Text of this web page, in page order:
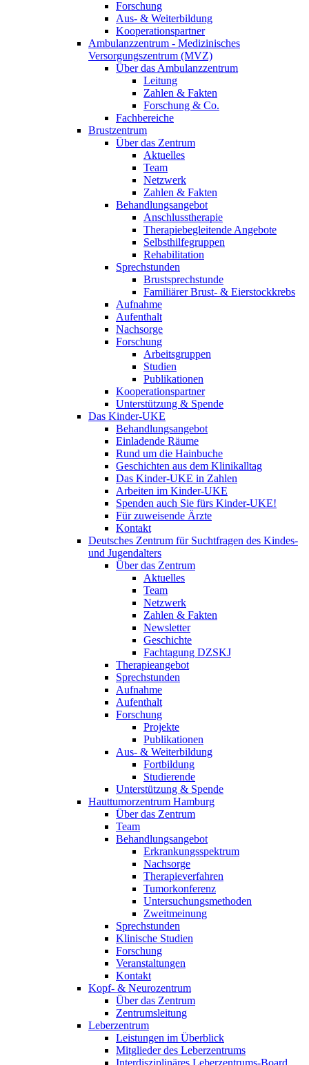
Forschung
Aus- & Weiterbildung
Kooperationspartner
Ambulanzzentrum - Medizinisches
Versorgungszentrum (MVZ)
Über das Ambulanzzentrum
Leitung
Zahlen & Fakten
Forschung & Co.
Fachbereiche
Brustzentrum
Über das Zentrum
Aktuelles
Team
Netzwerk
Zahlen & Fakten
Behandlungsangebot
Anschlusstherapie
Therapiebegleitende Angebote
Selbsthilfegruppen
Rehabilitation
Sprechstunden
Brustsprechstunde
Familiärer Brust- & Eierstockkrebs
Aufnahme
Aufenthalt
Nachsorge
Forschung
Arbeitsgruppen
Studien
Publikationen
Kooperationspartner
Unterstützung & Spende
Das Kinder-UKE
Behandlungsangebot
Einladende Räume
Rund um die Hainbuche
Geschichten aus dem Klinikalltag
Das Kinder-UKE in Zahlen
Arbeiten im Kinder-UKE
Spenden auch Sie fürs Kinder-UKE!
Für zuweisende Ärzte
Kontakt
Deutsches Zentrum für Suchtfragen des Kindes-
und Jugendalters
Über das Zentrum
Aktuelles
Team
Netzwerk
Zahlen & Fakten
Newsletter
Geschichte
Fachtagung DZSKJ
Therapieangebot
Sprechstunden
Aufnahme
Aufenthalt
Forschung
Projekte
Publikationen
Aus- & Weiterbildung
Fortbildung
Studierende
Unterstützung & Spende
Hauttumorzentrum Hamburg
Über das Zentrum
Team
Behandlungsangebot
Erkrankungsspektrum
Nachsorge
Therapieverfahren
Tumorkonferenz
Untersuchungsmethoden
Zweitmeinung
Sprechstunden
Klinische Studien
Forschung
Veranstaltungen
Kontakt
Kopf- & Neurozentrum
Über das Zentrum
Zentrumsleitung
Leberzentrum
Leistungen im Überblick
Mitglieder des Leberzentrums
Interdisziplinäres Leberzentrums-Board